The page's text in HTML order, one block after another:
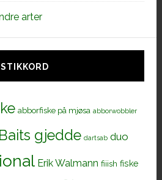
arter
STIKKORD
abborfiske på mjøsa abborwobbler
Baits gjedde dartsab duo
Erik Walmann fiiish fiske